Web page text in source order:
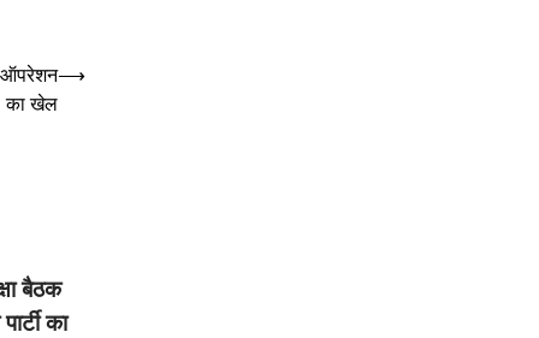
ऑपरेशन
का खेल
⟶
बैठक
का